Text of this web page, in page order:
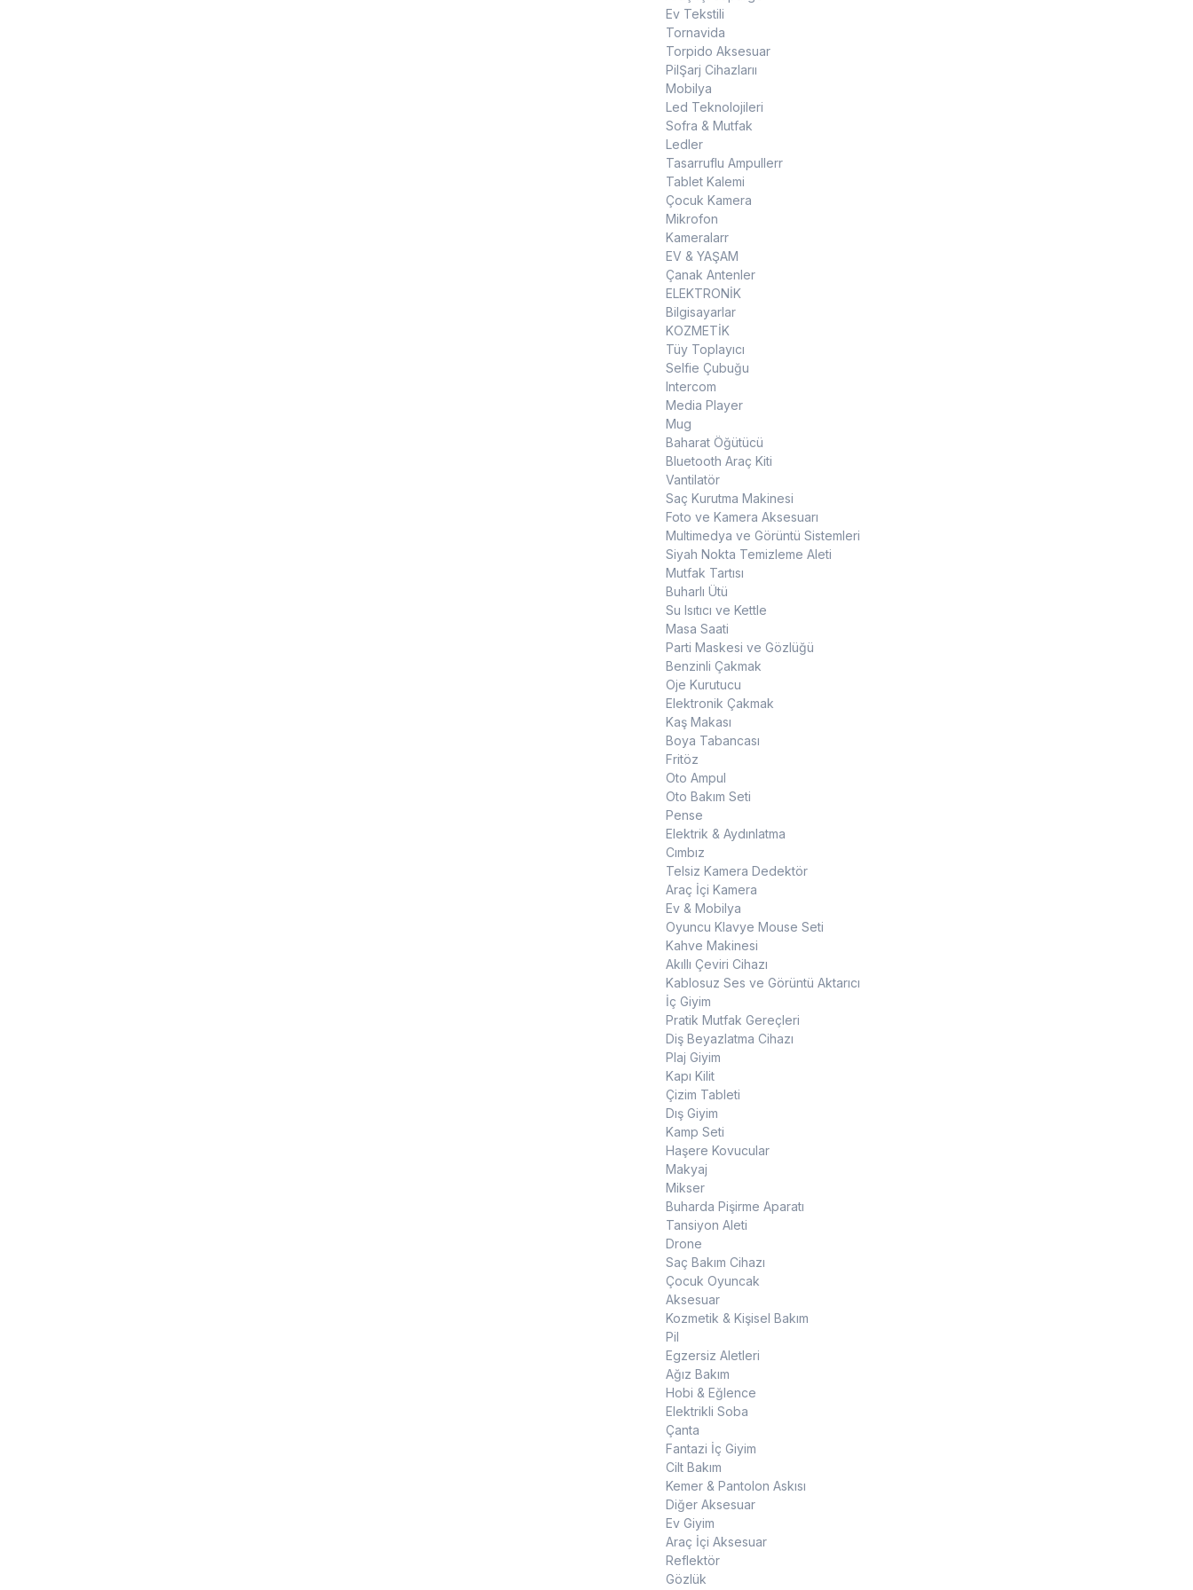
Ev Tekstili
Tornavida
Torpido Aksesuar
PilŞarj Cihazlarıı
Mobilya
Led Teknolojileri
Sofra & Mutfak
Ledler
Tasarruflu Ampullerr
Tablet Kalemi
Çocuk Kamera
Mikrofon
Kameralarr
EV & YAŞAM
Çanak Antenler
ELEKTRONİK
Bilgisayarlar
KOZMETİK
Tüy Toplayıcı
Selfie Çubuğu
Intercom
Media Player
Mug
Baharat Öğütücü
Bluetooth Araç Kiti
Vantilatör
Saç Kurutma Makinesi
Foto ve Kamera Aksesuarı
Multimedya ve Görüntü Sistemleri
Siyah Nokta Temizleme Aleti
Mutfak Tartısı
Buharlı Ütü
Su Isıtıcı ve Kettle
Masa Saati
Parti Maskesi ve Gözlüğü
Benzinli Çakmak
Oje Kurutucu
Elektronik Çakmak
Kaş Makası
Boya Tabancası
Fritöz
Oto Ampul
Oto Bakım Seti
Pense
Elektrik & Aydınlatma
Cımbız
Telsiz Kamera Dedektör
Araç İçi Kamera
Ev & Mobilya
Oyuncu Klavye Mouse Seti
Kahve Makinesi
Akıllı Çeviri Cihazı
Kablosuz Ses ve Görüntü Aktarıcı
İç Giyim
Pratik Mutfak Gereçleri
Diş Beyazlatma Cihazı
Plaj Giyim
Kapı Kilit
Çizim Tableti
Dış Giyim
Kamp Seti
Haşere Kovucular
Makyaj
Mikser
Buharda Pişirme Aparatı
Tansiyon Aleti
Drone
Saç Bakım Cihazı
Çocuk Oyuncak
Aksesuar
Kozmetik & Kişisel Bakım
Pil
Egzersiz Aletleri
Ağız Bakım
Hobi & Eğlence
Elektrikli Soba
Çanta
Fantazi İç Giyim
Cilt Bakım
Kemer & Pantolon Askısı
Diğer Aksesuar
Ev Giyim
Araç İçi Aksesuar
Reflektör
Gözlük